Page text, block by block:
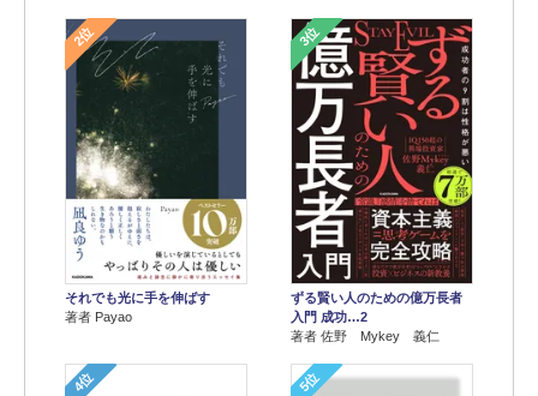
2位
それでも光に手を伸ばす
著者 Payao
3位
ずる賢い人のための億万長者
入門 成功…2
著者 佐野 Mykey 義仁
4位 5位